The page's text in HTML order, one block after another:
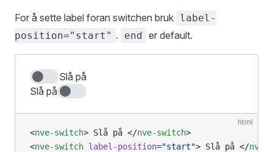
For å sette label foran switchen bruk label-
position="start" . end er default.
Slå på
Slå på
html
<nve-switch> Slå på </nve-switch>
<nve-switch label-position="start"> Slå på </nve-